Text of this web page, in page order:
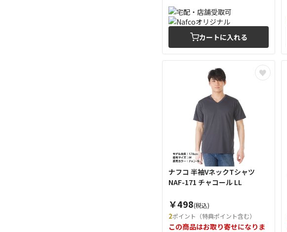
カートに入れる
ナフコ 半袖VネックTシャツ
NAF-171 チャコール LL
￥498(税込)
2ポイント（特典ポイント含む）
この商品はお取り寄せになりま